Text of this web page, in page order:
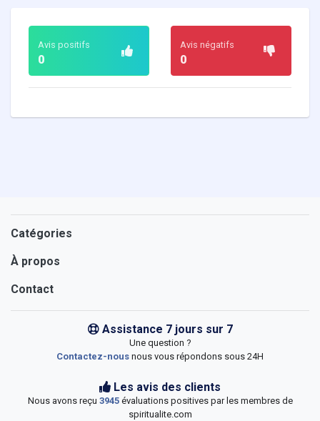
Avis positifs
0
Avis négatifs
0
Catégories
À propos
Contact
Assistance 7 jours sur 7
Une question ?
Contactez-nous nous vous répondons sous 24H
Les avis des clients
Nous avons reçu 3945évaluations positives par les membres de
spiritualite.com